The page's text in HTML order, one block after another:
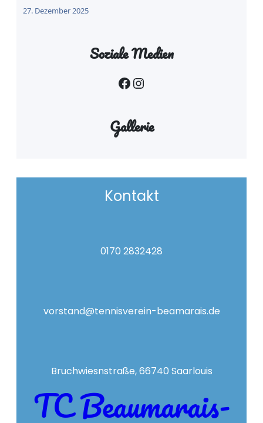
27. Dezember 2025
Soziale Medien
Facebook Instagram
Gallerie
Kontakt
0170 2832428
vorstand@tennisverein-beamarais.de
Bruchwiesnstraße, 66740 Saarlouis
TC Beaumarais-